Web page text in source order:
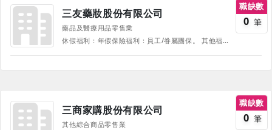
三友藥妝股份有限公司
藥品及醫療用品零售業
休假福利：年假保險福利：員工/眷屬團保。 其他福利：二節禮券或禮金。 績效獎金、年終獎金。 《 部份福利、待遇因職務、職等、職種有所不同，並隨公司營運方針有所調整，詳情請於面試時詢問，並以面試為主 》
職缺數
0 筆
三商家購股份有限公司
其他綜合商品零售業
職缺數
0 筆